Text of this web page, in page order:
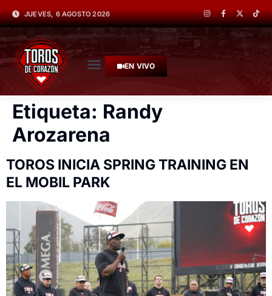
JUEVES, 6 AGOSTO 2026
EN VIVO
Etiqueta: Randy
Arozarena
TOROS INICIA SPRING TRAINING EN
EL MOBIL PARK